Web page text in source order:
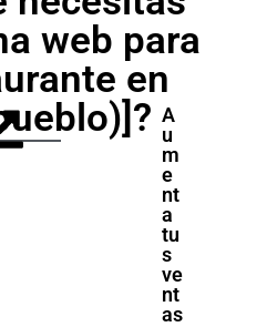
web para
en
A
u
m
e
nt
a
tu
s
ve
nt
as